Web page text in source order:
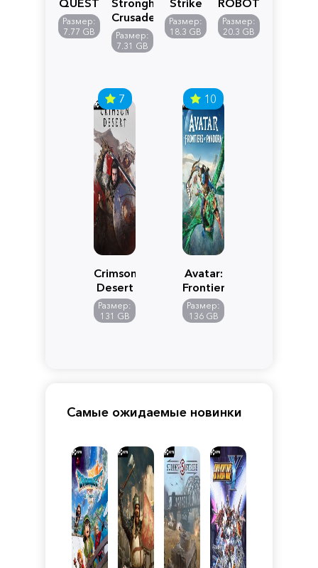
QUEST
VII
Reimagined
Размер:
7.77 GB
Stronghold
Crusader:
Definitive
Edition
Размер:
7.31 GB
Strike
5
Размер:
18.3 GB
ROBOT
WARS
Y
Размер:
20.3 GB
7
Crimson
Desert
Размер:
131 GB
10
Avatar:
Frontiers
of
Pandora
Размер:
136 GB
Самые ожидаемые новинки